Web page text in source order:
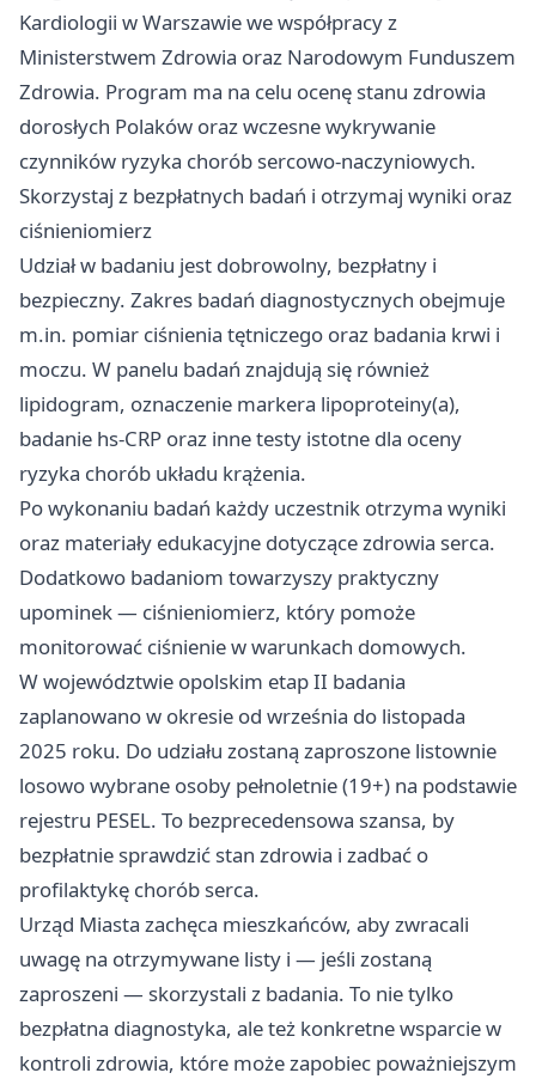
Kardiologii w Warszawie we współpracy z
Ministerstwem Zdrowia oraz Narodowym Funduszem
Zdrowia. Program ma na celu ocenę stanu zdrowia
dorosłych Polaków oraz wczesne wykrywanie
czynników ryzyka chorób sercowo‑naczyniowych.
Skorzystaj z bezpłatnych badań i otrzymaj wyniki oraz
ciśnieniomierz
Udział w badaniu jest dobrowolny, bezpłatny i
bezpieczny. Zakres badań diagnostycznych obejmuje
m.in. pomiar ciśnienia tętniczego oraz badania krwi i
moczu. W panelu badań znajdują się również
lipidogram, oznaczenie markera lipoproteiny(a),
badanie hs‑CRP oraz inne testy istotne dla oceny
ryzyka chorób układu krążenia.
Po wykonaniu badań każdy uczestnik otrzyma wyniki
oraz materiały edukacyjne dotyczące zdrowia serca.
Dodatkowo badaniom towarzyszy praktyczny
upominek — ciśnieniomierz, który pomoże
monitorować ciśnienie w warunkach domowych.
W województwie opolskim etap II badania
zaplanowano w okresie od września do listopada
2025 roku. Do udziału zostaną zaproszone listownie
losowo wybrane osoby pełnoletnie (19+) na podstawie
rejestru PESEL. To bezprecedensowa szansa, by
bezpłatnie sprawdzić stan zdrowia i zadbać o
profilaktykę chorób serca.
Urząd Miasta zachęca mieszkańców, aby zwracali
uwagę na otrzymywane listy i — jeśli zostaną
zaproszeni — skorzystali z badania. To nie tylko
bezpłatna diagnostyka, ale też konkretne wsparcie w
kontroli zdrowia, które może zapobiec poważniejszym